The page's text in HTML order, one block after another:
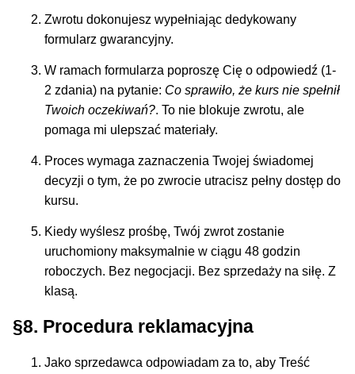
Zwrotu dokonujesz wypełniając dedykowany
formularz gwarancyjny.
W ramach formularza poproszę Cię o odpowiedź (1-
2 zdania) na pytanie: Co sprawiło, że kurs nie spełnił
Twoich oczekiwań?. To nie blokuje zwrotu, ale
pomaga mi ulepszać materiały.
Proces wymaga zaznaczenia Twojej świadomej
decyzji o tym, że po zwrocie utracisz pełny dostęp do
kursu.
Kiedy wyślesz prośbę, Twój zwrot zostanie
uruchomiony maksymalnie w ciągu 48 godzin
roboczych. Bez negocjacji. Bez sprzedaży na siłę. Z
klasą.
§8. Procedura reklamacyjna
Jako sprzedawca odpowiadam za to, aby Treść